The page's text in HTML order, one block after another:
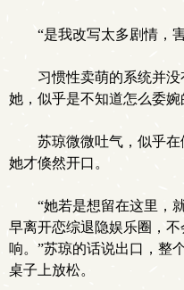
“是我改写太多剧情，
习惯性卖萌的系统并
她，似乎是不知道怎么委婉
苏琼微微吐气，似乎在
她才倏然开口。
“她若是想留在这里，
早离开恋综退隐娱乐圈，
响。”苏琼的话说出口，整
桌子上放松。